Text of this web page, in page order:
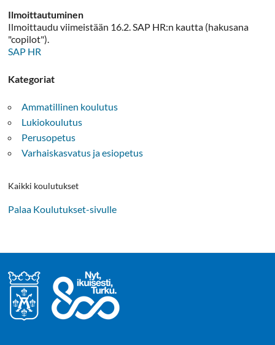
Ilmoittautuminen
Ilmoittaudu viimeistään 16.2. SAP HR:n kautta (hakusana
"copilot").
SAP HR
Kategoriat
Ammatillinen koulutus
Lukiokoulutus
Perusopetus
Varhaiskasvatus ja esiopetus
Kaikki koulutukset
Palaa Koulutukset-sivulle